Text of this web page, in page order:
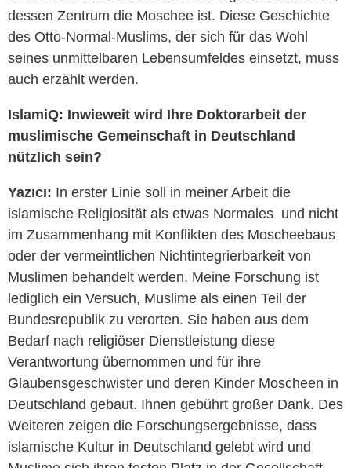
dessen Zentrum die Moschee ist. Diese Geschichte
des Otto-Normal-Muslims, der sich für das Wohl
seines unmittelbaren Lebensumfeldes einsetzt, muss
auch erzählt werden.
IslamiQ: Inwieweit wird Ihre Doktorarbeit der
muslimische Gemeinschaft in Deutschland
nützlich sein?
Yazıcı: In erster Linie soll in meiner Arbeit die
islamische Religiosität als etwas Normales und nicht
im Zusammenhang mit Konflikten des Moscheebaus
oder der vermeintlichen Nichtintegrierbarkeit von
Muslimen behandelt werden. Meine Forschung ist
lediglich ein Versuch, Muslime als einen Teil der
Bundesrepublik zu verorten. Sie haben aus dem
Bedarf nach religiöser Dienstleistung diese
Verantwortung übernommen und für ihre
Glaubensgeschwister und deren Kinder Moscheen in
Deutschland gebaut. Ihnen gebührt großer Dank. Des
Weiteren zeigen die Forschungsergebnisse, dass
islamische Kultur in Deutschland gelebt wird und